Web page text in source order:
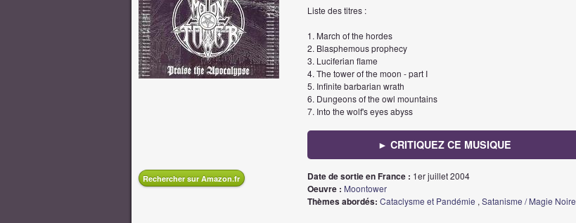
Liste des titres :
1. March of the hordes
2. Blasphemous prophecy
3. Luciferian flame
4. The tower of the moon - part I
5. Infinite barbarian wrath
6. Dungeons of the owl mountains
7. Into the wolf's eyes abyss
► CRITIQUEZ CE MUSIQUE
Rechercher sur Amazon.fr Date de sortie en France : 1er juillet 2004
Oeuvre : Moontower
Thèmes abordés: Cataclysme et Pandémie , Satanisme / Magie Noire